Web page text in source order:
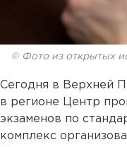
© Фото из открытых
Сегодня в Верхней
в регионе Центр
экзаменов по
комплекс